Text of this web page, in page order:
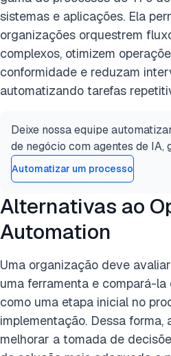
sistemas e aplicações. Ela
organizações orquestrem
complexos, otimizem
conformidade e reduzam
automatizando tarefas
Deixe nossa equipe
de negócio com agentes de IA,
Automatizar um processo
Alternativas ao
Automation
Uma organização deve
uma ferramenta e compará-
como uma etapa inicial no
implementação. Dessa forma,
melhorar a tomada de